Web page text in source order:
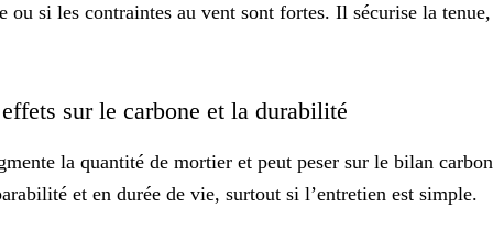
si les contraintes au vent sont fortes. Il sécurise la
sur le carbone et la durabilité
la quantité de mortier et peut peser sur le bilan
et en durée de vie, surtout si l’entretien est simple.